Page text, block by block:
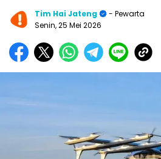
Tim Hai Jateng
- Pewarta
Senin, 25 Mei 2026